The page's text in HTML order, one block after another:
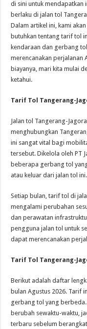
di sini untuk
berlaku di jalan tol
Dalam artikel ini, kami
butuhkan tentang tarif tol
kendaraan dan gerbang
merencanakan perjalanan
biayanya, mari kita mulai
ketahui.
Tarif Tol Tangerang-
Jalan tol Tangerang-
menghubungkan
ini sangat vital bagi
tersebut. Dikelola oleh PT
beberapa gerbang tol
atau keluar dari jalan tol ini.
Setiap bulan, tarif tol di
mengalami perubahan
dan perawatan
pengguna jalan tol untuk
dapat merencanakan
Tarif Tol Tangerang-
Berikut adalah daftar
bulan Agustus 2026. Tarif
gerbang tol yang
berubah sewaktu-waktu,
terbaru sebelum